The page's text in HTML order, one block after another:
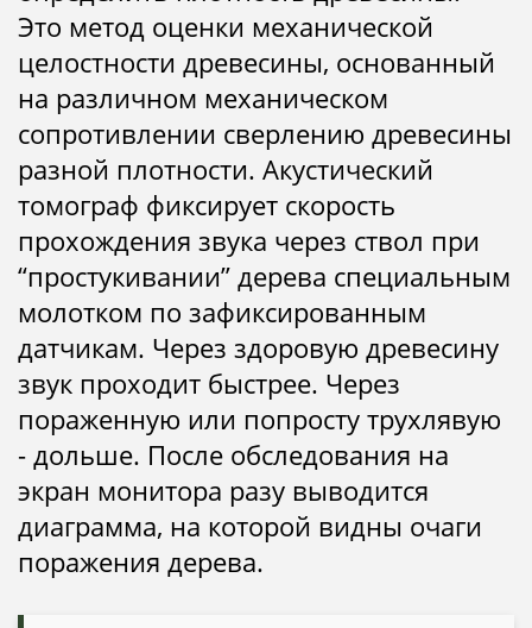
Это метод оценки механической
целостности древесины, основанный
на различном механическом
сопротивлении сверлению древесины
разной плотности. Акустический
томограф фиксирует скорость
прохождения звука через ствол при
“простукивании” дерева специальным
молотком по зафиксированным
датчикам. Через здоровую древесину
звук проходит быстрее. Через
пораженную или попросту трухлявую
- дольше. После обследования на
экран монитора разу выводится
диаграмма, на которой видны очаги
поражения дерева.